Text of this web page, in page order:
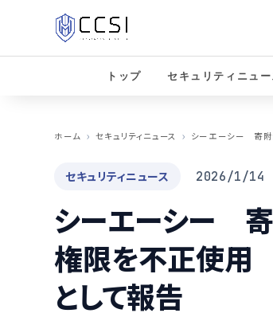
トップ セキュリティニュー
ホーム
セキュリティニュース
セキュリティニュース 2026/1/14
シーエーシー
権限を不正使用
として報告